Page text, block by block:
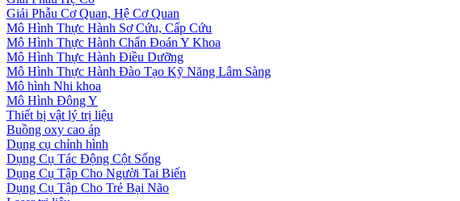
Giải Phẫu Cơ Quan, Hệ Cơ Quan
Mô Hình Thực Hành Sơ Cứu, Cấp Cứu
Mô Hình Thực Hành Chẩn Đoán Y Khoa
Mô Hình Thực Hành Điều Dưỡng
Mô Hình Thực Hành Đào Tạo Kỹ Năng Lâm Sàng
Mô hình Nhi khoa
Mô Hình Đông Y
Thiết bị vật lý trị liệu
Buồng oxy cao áp
Dụng cụ chỉnh hình
Dụng Cụ Tác Động Cột Sống
Dụng Cụ Tập Cho Người Tai Biến
Dụng Cụ Tập Cho Trẻ Bại Não